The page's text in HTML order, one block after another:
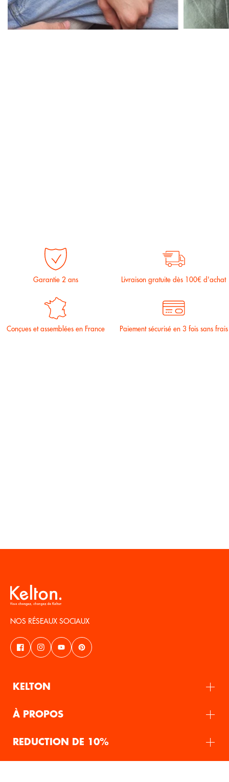
Garantie 2 ans Livraison gratuite dès 100€ d'achat
Conçues et assemblées en France Paiement sécurisé en 3 fois sans frais
NOS RÉSEAUX SOCIAUX
KELTON
À PROPOS
REDUCTION DE 10%